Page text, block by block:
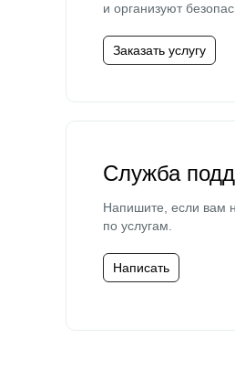
и организуют
Заказать услугу
Служба
Напишите, если вам
по услугам.
Написать